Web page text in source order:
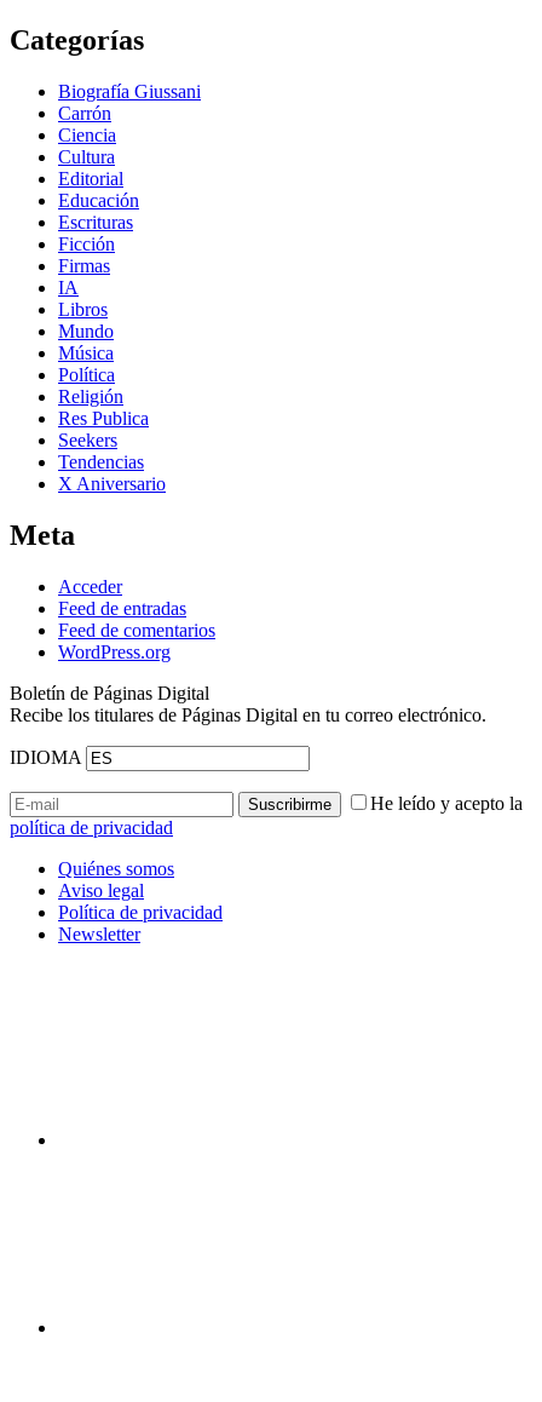
Categorías
Biografía Giussani
Carrón
Ciencia
Cultura
Editorial
Educación
Escrituras
Ficción
Firmas
IA
Libros
Mundo
Música
Política
Religión
Res Publica
Seekers
Tendencias
X Aniversario
Meta
Acceder
Feed de entradas
Feed de comentarios
WordPress.org
Boletín de Páginas Digital
Recibe los titulares de Páginas Digital en tu correo electrónico.
IDIOMA
He leído y acepto la
política de privacidad
Quiénes somos
Aviso legal
Política de privacidad
Newsletter